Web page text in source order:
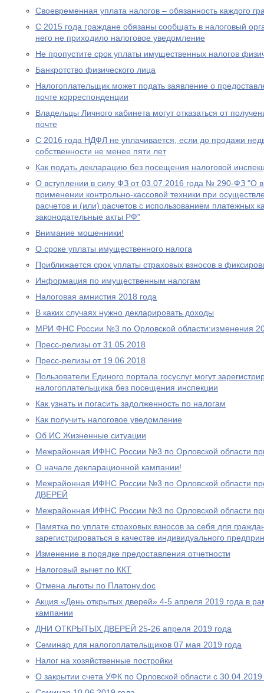
Своевременная уплата налогов – обязанность каждого
С 2015 года граждане обязаны сообщать в налоговый
него не приходило налоговое уведомление
Не пропустите срок уплаты имущественных налогов
Банкротство физического лица
Налогоплательщик может подать заявление о
почте корреспонденции
Владельцы Личного кабинета могут отказаться от
почте
С 2016 года НДФЛ не уплачивается, если до продажи
собственности не менее пяти лет
Как подать декларацию без посещения налоговой
О вступлении в силу ФЗ от 03.07.2016 года № 290-ФЗ "О
применении контрольно-кассовой техники при
расчетов и (или) расчетов с использованием платежных
законодательные акты РФ"
Внимание мошенники!
О сроке уплаты имущественного налога
Приближается срок уплаты страховых взносов в
Информация по имущественным налогам
Налоговая амнистия 2018 года
В каких случаях нужно декларировать доходы
МРИ ФНС России №3 по Орловской области:изменения
Пресс-релизы от 31.05.2018
Пресс-релизы от 19.06.2018
Пользователи Единого портала госуслуг могут
налогоплательщика без посещения инспекции
Как узнать и погасить задолженность по налогам
Как получить налоговое уведомление
Об ИС Жизненные ситуации
Межрайонная ИФНС России №3 по Орловской области
О начале декларационной кампании!
Межрайонная ИФНС России №3 по Орловской области
ДВЕРЕЙ
Межрайонная ИФНС России №3 по Орловской области
Памятка по уплате страховых взносов за себя для
зарегистрироваться в качестве индивидуального
Изменение в порядке предоставления отчетности
Налоговый вычет по ККТ
Отмена льготы по Платону.doc
Акция «День открытых дверей» 4-5 апреля 2019 года в
кампании
ДНИ ОТКРЫТЫХ ДВЕРЕЙ 25-26 апреля 2019 года
Cеминар для налогоплательщиков 07 мая 2019 года
Налог на хозяйственные постройки
О закрытии счета УФК по Орловской области с 30.04.2019